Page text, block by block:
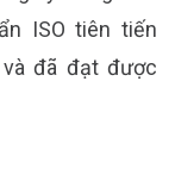
ISO tiên tiến
đã đạt được